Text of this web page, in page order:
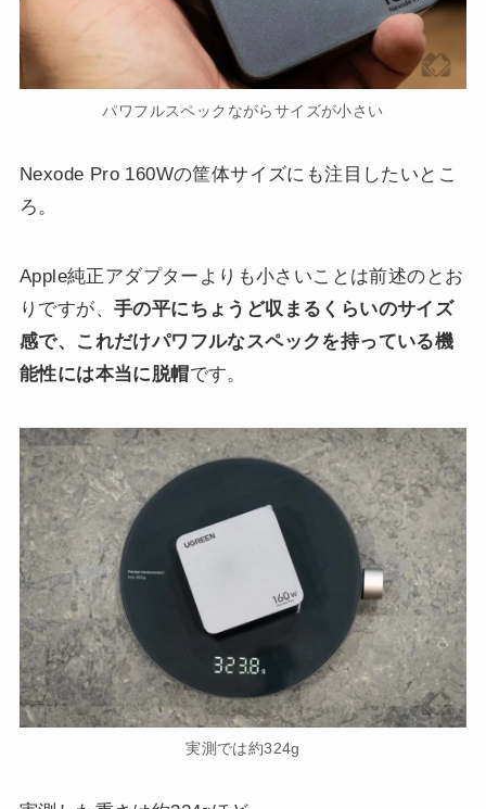
パワフルスペックながらサイズが小さい
Nexode Pro 160Wの筐体サイズにも注目したいとこ
ろ。
Apple純正アダプターよりも小さいことは前述のとお
りですが、 手の平にちょうど収まるくらいのサイズ
感で、これだけパワフルなスペックを持っている機
能性には本当に脱帽です。
実測では約324g